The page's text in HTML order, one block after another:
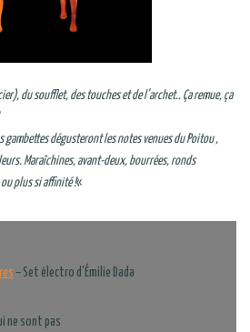
du soufflet, des touches et de l’archet.. Ça remue, ça
gambettes dégusteront les notes venues du Poitou ,
Maraîchines, avant-deux, bourrées, ronds
plus si affinité !«
– Set électro d’Émilie Dada
ne sont pas